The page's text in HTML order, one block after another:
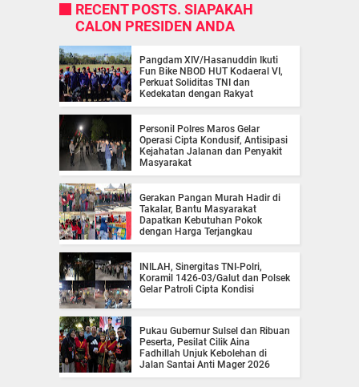
RECENT POSTS. SIAPAKAH
CALON PRESIDEN ANDA
Pangdam XIV/Hasanuddin Ikuti
Fun Bike NBOD HUT Kodaeral VI,
Perkuat Soliditas TNI dan
Kedekatan dengan Rakyat
Personil Polres Maros Gelar
Operasi Cipta Kondusif, Antisipasi
Kejahatan Jalanan dan Penyakit
Masyarakat
Gerakan Pangan Murah Hadir di
Takalar, Bantu Masyarakat
Dapatkan Kebutuhan Pokok
dengan Harga Terjangkau
INILAH, Sinergitas TNI-Polri,
Koramil 1426-03/Galut dan Polsek
Gelar Patroli Cipta Kondisi
Pukau Gubernur Sulsel dan Ribuan
Peserta, Pesilat Cilik Aina
Fadhillah Unjuk Kebolehan di
Jalan Santai Anti Mager 2026